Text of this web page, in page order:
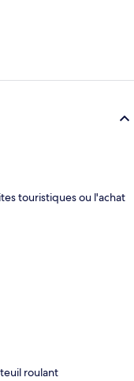
touristiques ou l'achat
roulant